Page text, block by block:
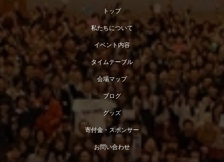
トップ
私たちについて
イベント内容
タイムテーブル
会場マップ
ブログ
グッズ
寄付金・スポンサー
お問い合わせ